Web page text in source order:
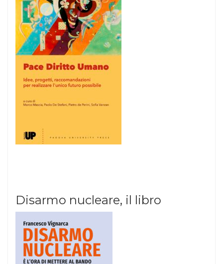
Disarmo nucleare, il libro